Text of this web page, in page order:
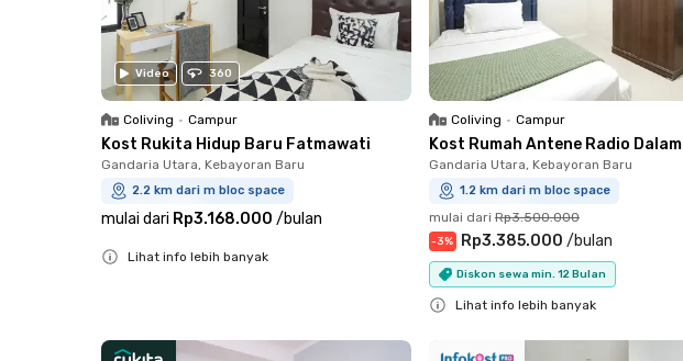
Video 360
Coliving • Campur
Kost Rukita Hidup Baru Fatmawati
Gandaria Utara, Kebayoran Baru
2.2 km dari m bloc space
mulai dari Rp3.168.000 /bulan
Lihat info lebih banyak
Coliving • Campur
Kost Rumah Antene Radio Dalam
Gandaria Utara, Kebayoran Baru
1.2 km dari m bloc space
mulai dari Rp3.500.000
-3% Rp3.385.000 /bulan
Diskon sewa min. 12 Bulan
Lihat info lebih banyak